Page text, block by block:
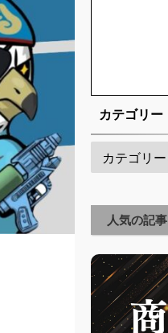
カテゴリー
人気の記事